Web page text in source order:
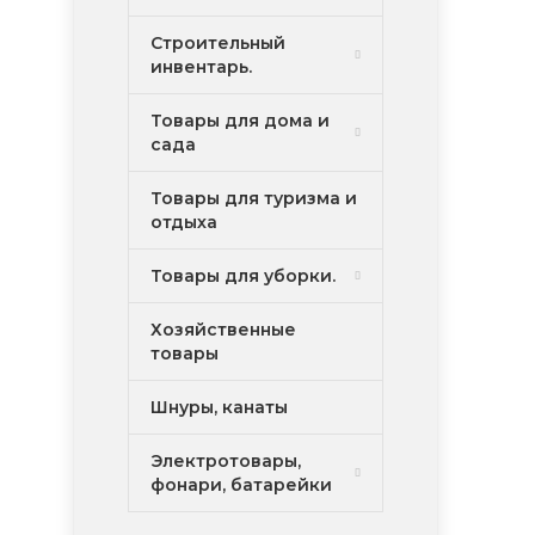
Строительный
инвентарь.
Товары для дома и
сада
Товары для туризма и
отдыха
Товары для уборки.
Хозяйственные
товары
Шнуры, канаты
Электротовары,
фонари, батарейки